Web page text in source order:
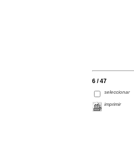
6 / 47
seleccionar
imprimir